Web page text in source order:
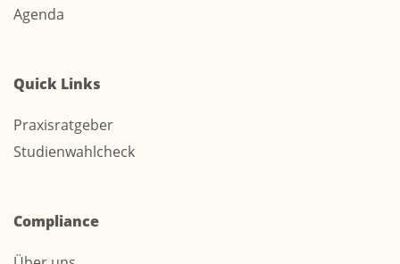
Agenda
Quick Links
Praxisratgeber
Studienwahlcheck
Compliance